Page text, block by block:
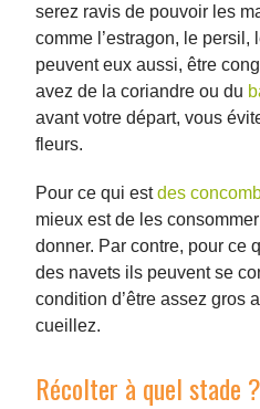
serez ravis de pouvoir les
comme l’estragon, le
peuvent eux aussi, être
avez de la coriandre ou du
avant votre départ, vous
fleurs.
Pour ce qui estdes
mieux est de les
donner. Par contre, pour ce
des navets ils peuvent se
condition d’être assez gros
cueillez.
Récolter à quel stade ?